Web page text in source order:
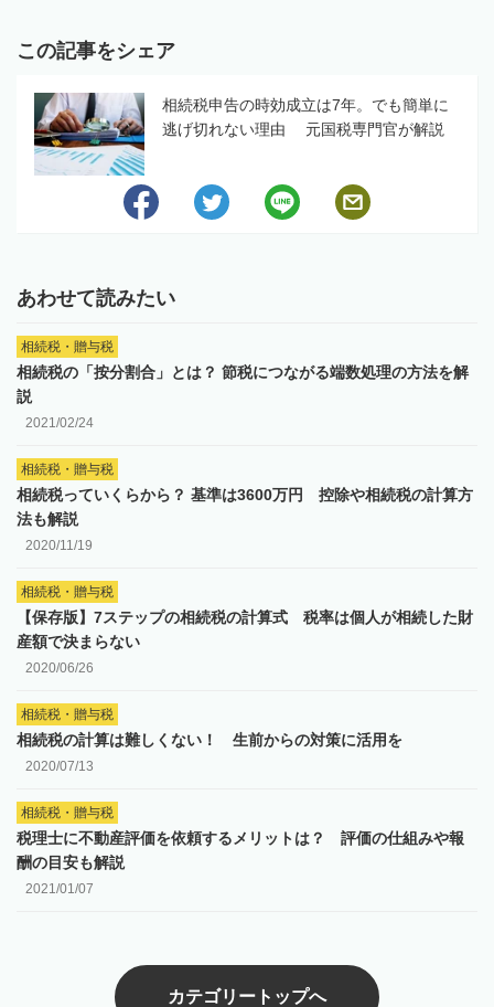
この記事をシェア
相続税申告の時効成立は7年。でも簡単に
逃げ切れない理由 元国税専門官が解説
あわせて読みたい
相続税・贈与税
相続税の「按分割合」とは？ 節税につながる端数処理の方法を解
説
2021/02/24
相続税・贈与税
相続税っていくらから？ 基準は3600万円 控除や相続税の計算方
法も解説
2020/11/19
相続税・贈与税
【保存版】7ステップの相続税の計算式 税率は個人が相続した財
産額で決まらない
2020/06/26
相続税・贈与税
相続税の計算は難しくない！ 生前からの対策に活用を
2020/07/13
相続税・贈与税
税理士に不動産評価を依頼するメリットは？ 評価の仕組みや報
酬の目安も解説
2021/01/07
カテゴリートップへ